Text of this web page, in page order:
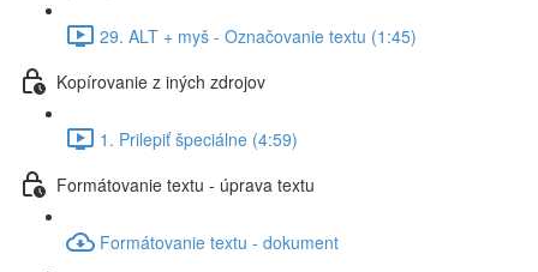
29. ALT + myš - Označovanie textu (1:45)
Kopírovanie z iných zdrojov
1. Prilepiť špeciálne (4:59)
Formátovanie textu - úprava textu
Formátovanie textu - dokument